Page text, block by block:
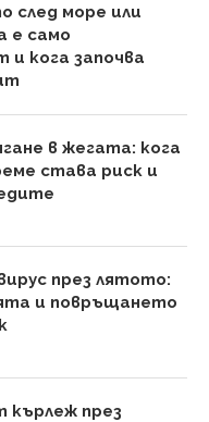
след море или
е само
и кога започва
в жегата: кога
става риск и
през лятото:
и повръщането
кърлеж през